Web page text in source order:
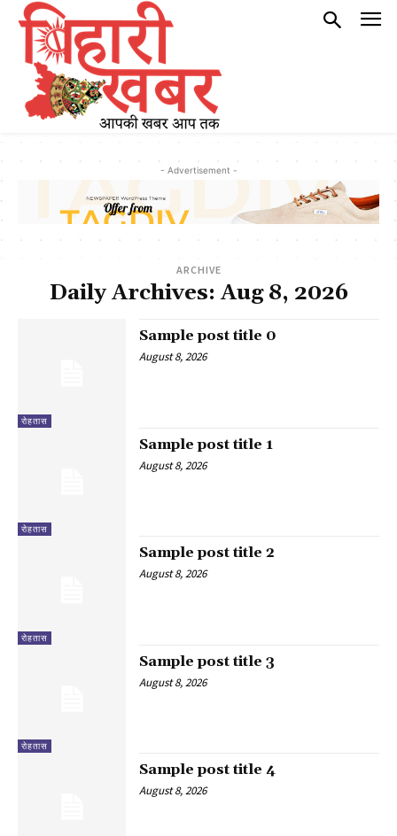
- Advertisement -
ARCHIVE
Daily Archives: Aug 8, 2026
रोहतास
Sample post title 0
August 8, 2026
रोहतास
Sample post title 1
August 8, 2026
रोहतास
Sample post title 2
August 8, 2026
रोहतास
Sample post title 3
August 8, 2026
Sample post title 4
August 8, 2026